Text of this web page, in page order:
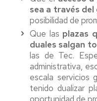
sea a través del
posibilidad de
Que las plazas
duales salgan
las de Tec.
administrativa,
escala servicios
tenido dualizar